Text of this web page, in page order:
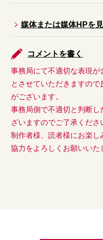
媒体または媒体HPを
コメントを書く
事務局にて不適切な表現
とさせていただきますの
がございます。
事務局側で不適切と判断
ざいますのでご了承くださ
制作者様、読者様にお楽
協力をよろしくお願いいた